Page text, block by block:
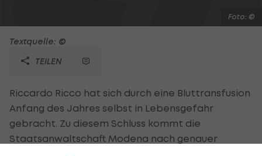
Foto: ©
Textquelle: ©
TEILEN
Riccardo Ricco hat sich durch eine Bluttransfusion
Anfang des Jahres selbst in Lebensgefahr
gebracht. Zu diesem Schluss kommt die
Staatsanwaltschaft Modena nach genauer